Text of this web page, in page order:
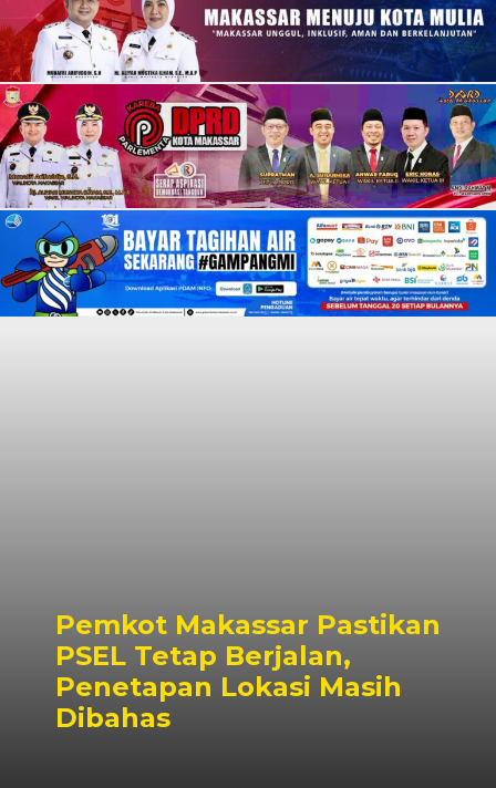
Pemkot Makassar Pastikan
PSEL Tetap Berjalan,
Penetapan Lokasi Masih
Dibahas